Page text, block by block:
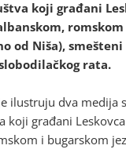
koji građani
od Niša),
rata.
ilustruju dva medija
koji građani
i bugarskom